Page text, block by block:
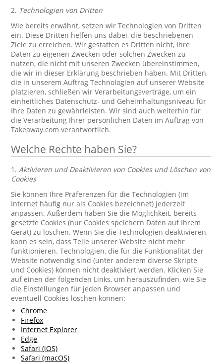
2. Technologien von Dritten
Wie bereits erwähnt, setzen wir Technologien von Dritten
ein. Diese Dritten helfen uns dabei, die beschriebenen
Ziele zu erreichen. Wir gestatten es Dritten nicht, Ihre
Daten zu eigenen Zwecken oder solchen Zwecken zu
nutzen, die nicht mit unseren Zwecken übereinstimmen,
die wir in dieser Erklärung beschrieben haben. Mit Dritten,
die in unserem Auftrag Technologien auf unserer Website
platzieren, schließen wir Verarbeitungsverträge, um ein
einheitliches Datenschutz- und Geheimhaltungsniveau für
Ihre Daten zu gewährleisten. Wir sind auch weiterhin für
die Verarbeitung Ihrer persönlichen Daten im Auftrag von
Takeaway.com verantwortlich.
Welche Rechte haben Sie?
1.Aktivieren und Deaktivieren von Cookies und Löschen von
Cookies
Sie können Ihre Präferenzen für die Technologien (im
Internet häufig nur als Cookies bezeichnet) jederzeit
anpassen. Außerdem haben Sie die Möglichkeit, bereits
gesetzte Cookies (nur Cookies speichern Daten auf Ihrem
Gerät) zu löschen. Wenn Sie die Technologien deaktivieren,
kann es sein, dass Teile unserer Website nicht mehr
funktionieren. Technologien, die für die Funktionalität der
Website notwendig sind (unter anderem diverse Skripte
und Cookies) können nicht deaktiviert werden. Klicken Sie
auf einen der folgenden Links, um herauszufinden, wie Sie
die Einstellungen für jeden Browser anpassen und
eventuell Cookies löschen können:
Chrome
Firefox
Internet Explorer
Edge
Safari (iOS)
Safari (macOS)